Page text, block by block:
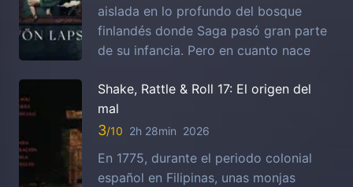
aislada en lo profundo del bosque
finlandés donde Saga pasó gran parte
de su infancia. Pero en cuanto nace
Shake, Rattle & Roll 17: El origen del
mal
3 2h 28min 2026
En 1775, durante el periodo colonial
español en Filipinas, unas monjas